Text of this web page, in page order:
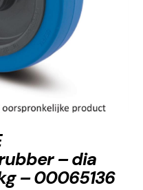
– dia
– 00065136